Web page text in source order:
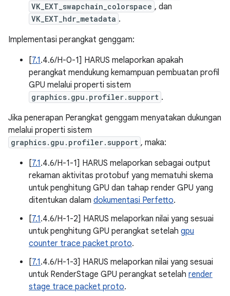
VK_EXT_swapchain_colorspace , dan
VK_EXT_hdr_metadata .
Implementasi perangkat genggam:
[7.1.4.6/H-0-1] HARUS melaporkan apakah
perangkat mendukung kemampuan pembuatan profil
GPU melalui properti sistem
graphics.gpu.profiler.support .
Jika penerapan Perangkat genggam menyatakan dukungan
melalui properti sistem
graphics.gpu.profiler.support , maka:
[7.1.4.6/H-1-1] HARUS melaporkan sebagai output
rekaman aktivitas protobuf yang mematuhi skema
untuk penghitung GPU dan tahap render GPU yang
ditentukan dalam dokumentasi Perfetto.
[7.1.4.6/H-1-2] HARUS melaporkan nilai yang sesuai
untuk penghitung GPU perangkat setelah gpu
counter trace packet proto.
[7.1.4.6/H-1-3] HARUS melaporkan nilai yang sesuai
untuk RenderStage GPU perangkat setelah render
stage trace packet proto.